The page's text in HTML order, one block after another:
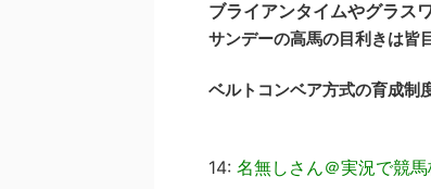
ブライアンタイムやグラス
サンデーの高馬の目利きは皆
ベルトコンベア方式の育成制
14: 名無しさん＠実況で競馬